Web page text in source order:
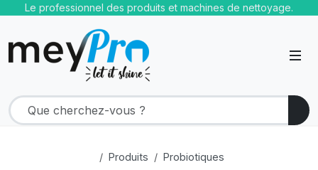
Le professionnel des produits et machines de nettoyage.
Produits Probiotiques